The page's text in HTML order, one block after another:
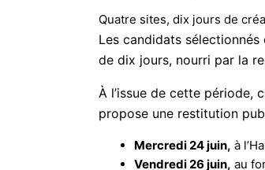
Quatre sites, dix jours de
Les candidats
de dix jours, nourri par la
À l’issue de cette
propose une restitution
Mercredi 24 juin, à
Vendredi 26 juin, au